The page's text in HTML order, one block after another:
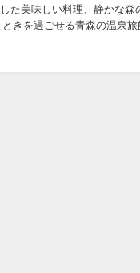
た美味しい料理、静かな森
きを過ごせる青森の温泉旅